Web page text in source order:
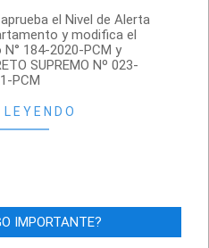
el Nivel de Alerta
y modifica el
184-2020-PCM y
SUPREMO Nº 023-
PCM
IMPORTANTE?